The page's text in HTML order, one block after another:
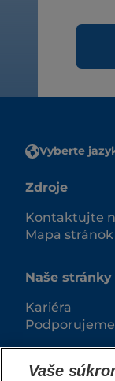
Vyberte
Zdroje
Kontaktujte
Mapa stránok
Naše stránky
Kariéra
Vaše